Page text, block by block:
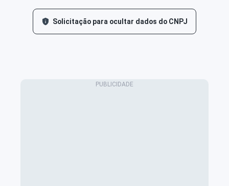
Solicitação para ocultar dados do CNPJ